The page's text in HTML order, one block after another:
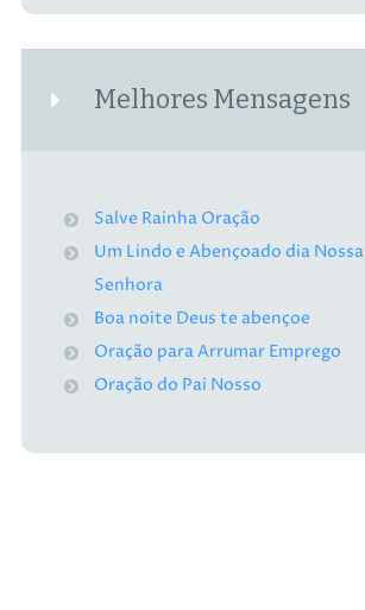
Melhores Mensagens
Salve Rainha Oração
Um Lindo e Abençoado dia Nossa
Senhora
Boa noite Deus te abençoe
Oração para Arrumar Emprego
Oração do Pai Nosso